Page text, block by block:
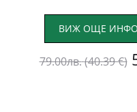
ВИЖ ОЩЕ
79.00лв.(40.39 €)